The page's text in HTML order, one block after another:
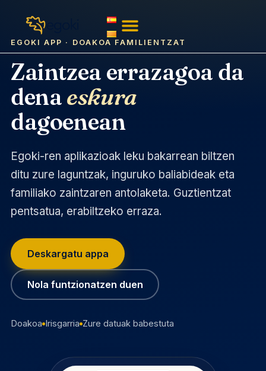
EGOKI APP · DOAKOA FAMILIENTZAT
Zaintzea errazagoa da
denaeskura
dagoenean
Egoki-ren aplikazioak leku bakarrean biltzen
ditu zure laguntzak, inguruko baliabideak eta
familiako zaintzaren antolaketa. Guztientzat
pentsatua, erabiltzeko erraza.
Deskargatu appa
Nola funtzionatzen duen
Doakoa Irisgarria Zure datuak babestuta